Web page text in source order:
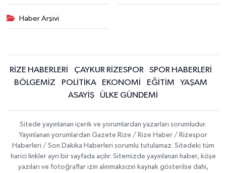
Haber Arşivi
RİZE HABERLERİ ÇAYKUR RİZESPOR
SPOR HABERLERİ
BÖLGEMİZ
POLİTİKA EKONOMİ EĞİTİM
YAŞAM
ASAYİŞ
ÜLKE GÜNDEMİ
Sitede yayınlanan içerik ve yorumlardan yazarları sorumludur.
Yayınlanan yorumlardan Gazete Rize / Rize Haber / Rizespor
Haberleri / Son Dakika Haberleri sorumlu tutulamaz. Sitedeki tüm
harici linkler ayrı bir sayfada açılır. Sitemizde yayınlanan haber, köşe
yazıları ve fotoğraflar izin alınmaksızın kaynak gösterilse dahi,